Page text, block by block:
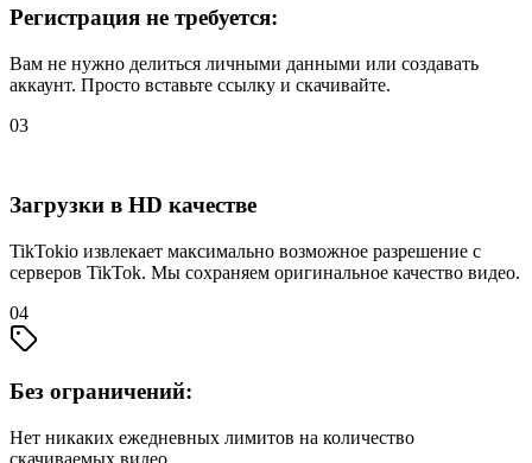
Регистрация не требуется:
Вам не нужно делиться личными данными или создавать
аккаунт. Просто вставьте ссылку и скачивайте.
03
Загрузки в HD качестве
TikTokio извлекает максимально возможное разрешение с
серверов TikTok. Мы сохраняем оригинальное качество видео.
04
Без ограничений:
Нет никаких ежедневных лимитов на количество
скачиваемых видео.